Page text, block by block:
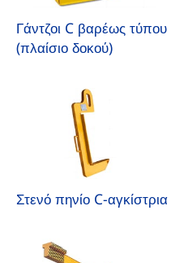
Γάντζοι C βαρέως τύπου
(πλαίσιο δοκού)
Στενό πηνίο C-αγκίστρια